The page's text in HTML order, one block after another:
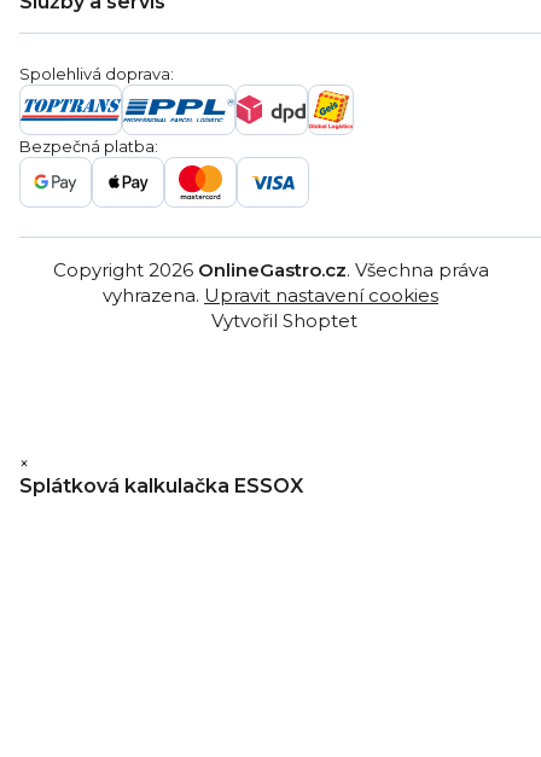
Věrnostní program
Blog
Záruka
Ochrana osobních údajů
Reklamační řády
Servis a reklamace
Poptávka
Gastro projekty
Značky
Gastro velkoobchod
Spolehlivá doprava:
Bezpečná platba:
Vytvořil Shoptet
Copyright 2026 OnlineGastro.cz. Všechna práva
vyhrazena. Upravit nastavení cookies
×
Splátková kalkulačka ESSOX